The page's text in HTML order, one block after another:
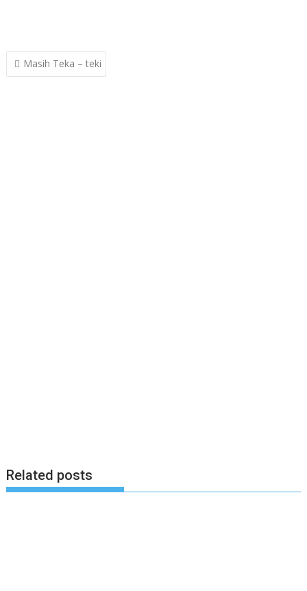
Post
navigation
Masih Teka – teki
Related posts